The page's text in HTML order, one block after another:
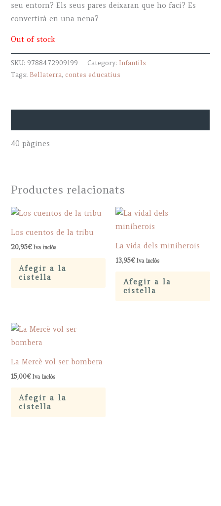
seu entorn? Els seus pares deixaran que ho faci? Es
convertirà en una nena?
Out of stock
SKU: 9788472909199 Category: Infantils
Tags: Bellaterra, contes educatius
40 pàgines
Productes relacionats
Los cuentos de la tribu
20,95€ Iva inclòs
Afegir a la
cistella
La vida dels miniherois
13,95€ Iva inclòs
Afegir a la
cistella
La Mercè vol ser bombera
15,00€ Iva inclòs
Afegir a la
cistella